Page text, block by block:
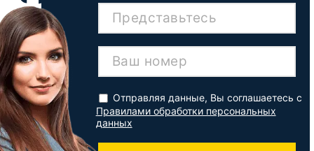
Представьтесь
Ваш номер
Отправляя данные, Вы соглашаетесь с
Правилами обработки персональных
данных